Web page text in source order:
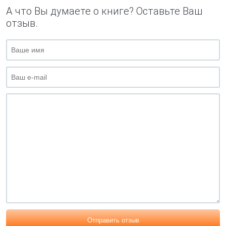
А что Вы думаете о книге? Оставьте Ваш
отзыв.
Отправить отзыв